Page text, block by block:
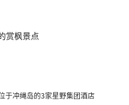
赏枫景点
于冲绳岛的3家星野集团酒店